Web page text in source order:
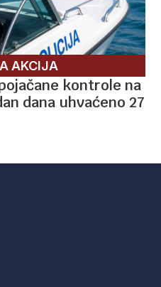
AKCIJA
kontrole na
dana uhvaćeno 27